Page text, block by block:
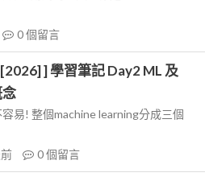
0個留言
] 學習筆記 Day2 ML 及
易! 整個machine learning分成三個
0個留言